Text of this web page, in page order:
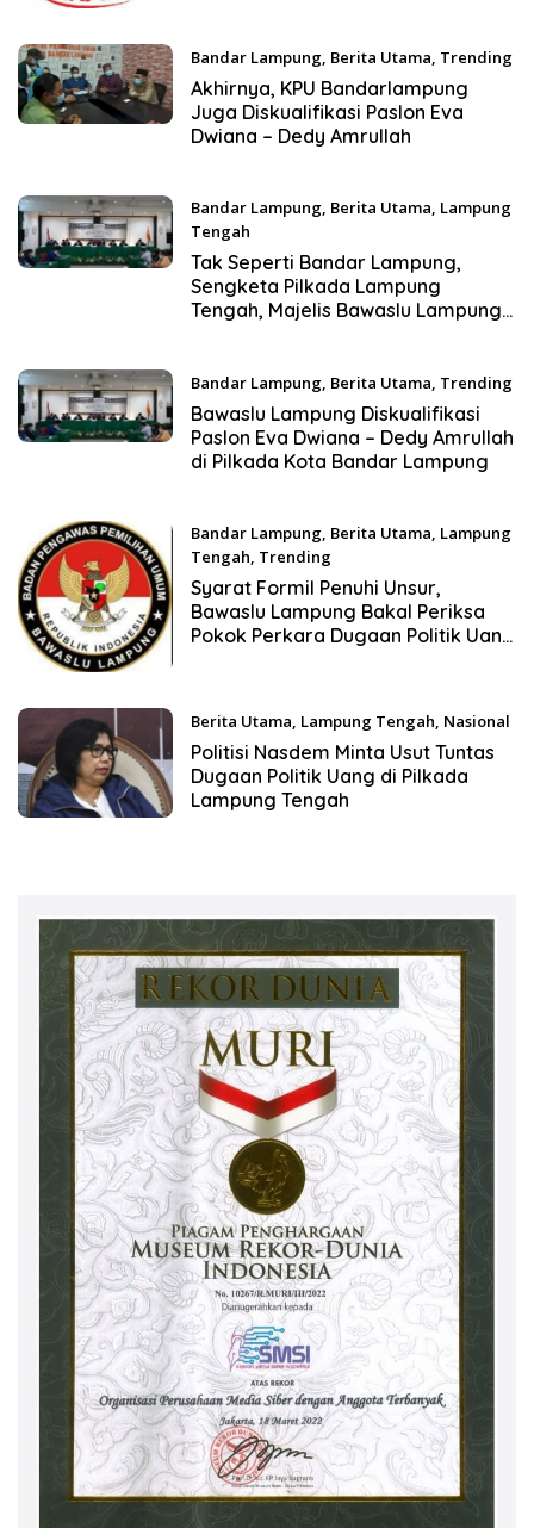
Bandar Lampung, Berita Utama, Trending
9 Januari 2021
Akhirnya, KPU Bandarlampung
Juga Diskualifikasi Paslon Eva
Dwiana – Dedy Amrullah
Bandar Lampung, Berita Utama, Lampung
Tengah
6 Januari 2021
Tak Seperti Bandar Lampung,
Sengketa Pilkada Lampung
Tengah, Majelis Bawaslu Lampung
Bandar Lampung, Berita Utama, Trending
6 Januari 2021
Bawaslu Lampung Diskualifikasi
Paslon Eva Dwiana – Dedy Amrullah
di Pilkada Kota Bandar Lampung
Bandar Lampung, Berita Utama, Lampung
Tengah, Trending
15 Desember 2020
Syarat Formil Penuhi Unsur,
Bawaslu Lampung Bakal Periksa
Pokok Perkara Dugaan Politik Uang
Berita Utama, Lampung Tengah, Nasional
13 Desember 2020
Politisi Nasdem Minta Usut Tuntas
Dugaan Politik Uang di Pilkada
Lampung Tengah